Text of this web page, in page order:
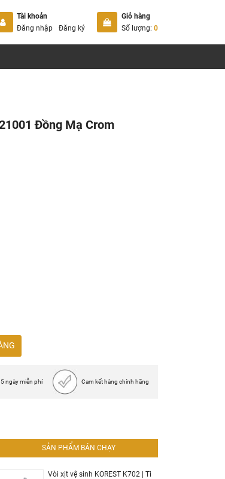
Tài khoản
Đăng nhập
Đăng ký
Giỏ hàng
Số lượng: 0
Đồng Mạ Crom
ngày miễn phí Cam kết hàng chính hãng
SẢN PHẨM BÁN CHẠY
Vòi xịt vệ sinh KOREST K702 | Ti